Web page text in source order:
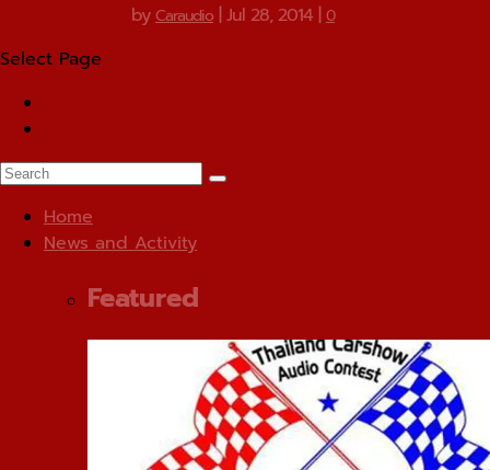
by Caraudio | Jul 28, 2014 | 0
Select Page
Home
News and Activity
Featured